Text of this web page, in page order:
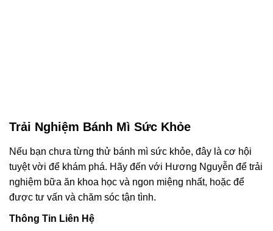
Trải Nghiệm Bánh Mì Sức Khỏe
Nếu bạn chưa từng thử bánh mì sức khỏe, đây là cơ hội
tuyệt vời để khám phá. Hãy đến với Hương Nguyễn để trải
nghiệm bữa ăn khoa học và ngon miệng nhất, hoặc để
được tư vấn và chăm sóc tận tình.
Thông Tin Liên Hệ